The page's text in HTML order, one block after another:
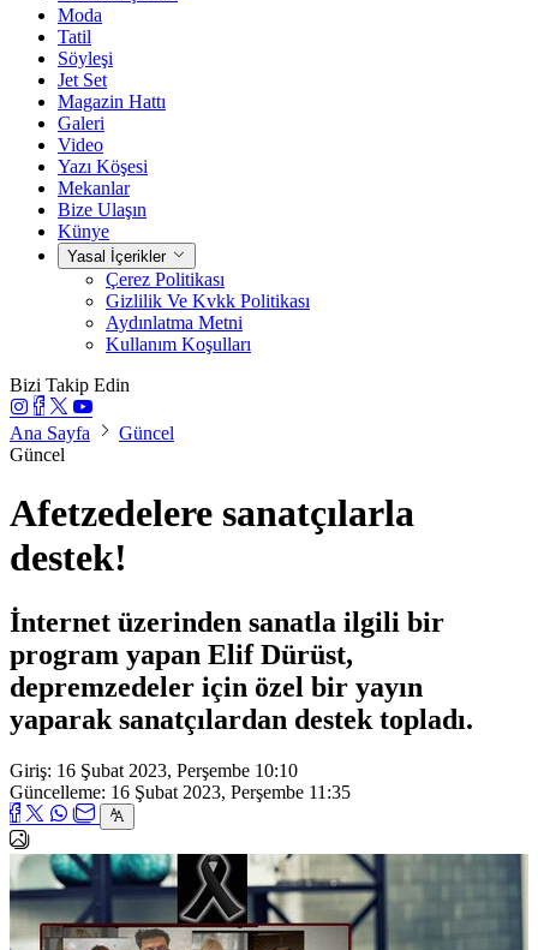
Moda
Tatil
Söyleşi
Jet Set
Magazin Hattı
Galeri
Video
Yazı Köşesi
Mekanlar
Bize Ulaşın
Künye
Yasal İçerikler
Çerez Politikası
Gizlilik Ve Kvkk Politikası
Aydınlatma Metni
Kullanım Koşulları
Bizi Takip Edin
Ana Sayfa
Güncel
Güncel
Afetzedelere sanatçılarla
destek!
İnternet üzerinden sanatla ilgili bir
program yapan Elif Dürüst,
depremzedeler için özel bir yayın
yaparak sanatçılardan destek topladı.
Giriş: 16 Şubat 2023, Perşembe 10:10
Güncelleme: 16 Şubat 2023, Perşembe 11:35